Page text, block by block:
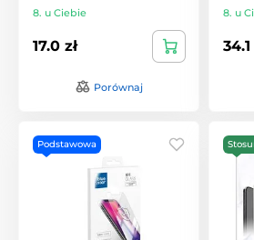
8. u Ciebie
17.0 zł
Porównaj
8. u
34.1
Podstawowa